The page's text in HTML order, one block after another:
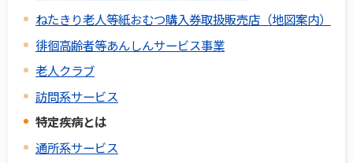
ねたきり老人等紙おむつ購入券取扱販売店（地図案内）
徘徊高齢者等あんしんサービス事業
老人クラブ
訪問系サービス
特定疾病とは
通所系サービス